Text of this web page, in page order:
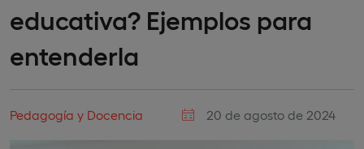
educativa? Ejemplos para
entenderla
Pedagogía y Docencia 20 de agosto de 2024